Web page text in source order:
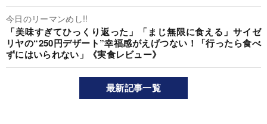
今日のリーマンめし!!
「美味すぎてひっくり返った」「まじ無限に食える」サイゼ
リヤの“250円デザート”幸福感がえげつない！「行ったら食べ
ずにはいられない」《実食レビュー》
最新記事一覧